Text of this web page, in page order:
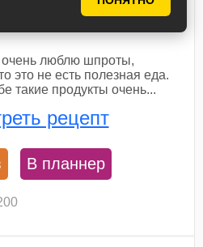
и
очень люблю шпроты,
это не есть полезная еда.
такие продукты очень...
рецепт
В планнер